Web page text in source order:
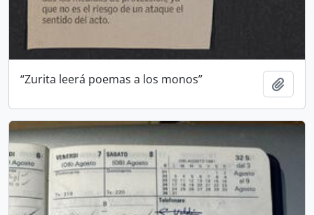
“Zurita leerá poemas a los monos”